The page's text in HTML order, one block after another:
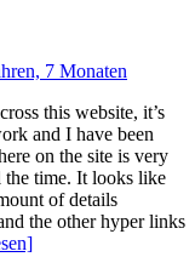
7 Monaten
this website, it’s
and I have been
on the site is very
the time. It looks like
of details
the other hyper links